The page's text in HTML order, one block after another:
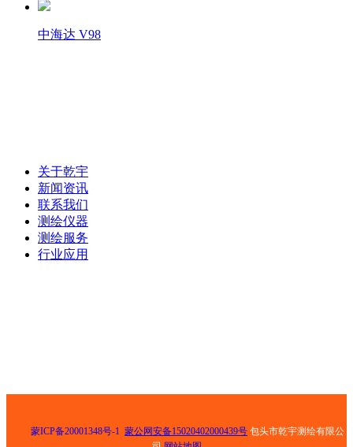
中海达 V98
关于乾宇
新闻资讯
联系我们
测绘仪器
测绘服务
行业应用
蒙ICP备20001348号-1 蒙公网安备15020402000439号 包头市乾宇测绘有限公